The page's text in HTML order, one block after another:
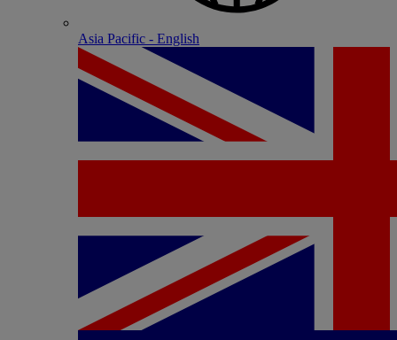
Asia Pacific - English